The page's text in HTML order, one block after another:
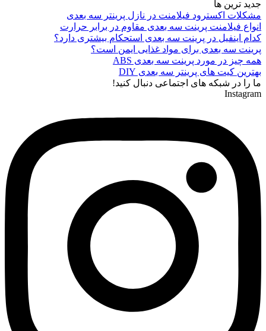
جدید ترین ها
مشکلات اکسترود فیلامنت در نازل پرینتر سه بعدی
انواع فیلامنت پرینت سه بعدی مقاوم در برابر حرارت
کدام اینفیل در پرینت سه بعدی استحکام بیشتری دارد؟
پرینت سه بعدی برای مواد غذایی ایمن است؟
همه چیز در مورد پرینت سه بعدی ABS
بهترین کیت های پرینتر سه بعدی DIY
ما را در شبکه های اجتماعی دنبال کنید!
Instagram